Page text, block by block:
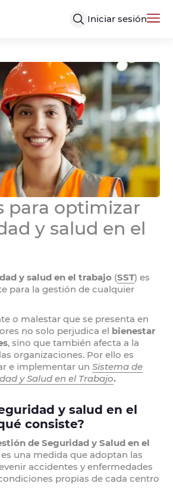
Iniciar sesión
para optimizar
y salud en el
y salud en el trabajo (SST) es
para la gestión de cualquier
o malestar que se presenta en
no solo perjudica el bienestar
, sino que también afecta a la
organizaciones. Por ello es
e implementar unSistema de
y Salud en el Trabajo.
y salud en el
consiste?
de Seguridad y Salud en el
una medida que adoptan las
accidentes y enfermedades
propias de cada centro